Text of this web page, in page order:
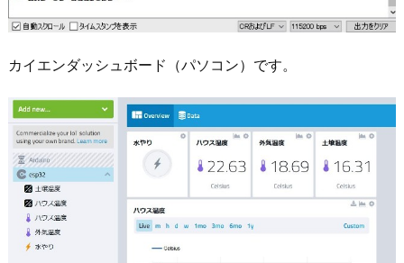
カイエンダッシュボード（パソコン）です。